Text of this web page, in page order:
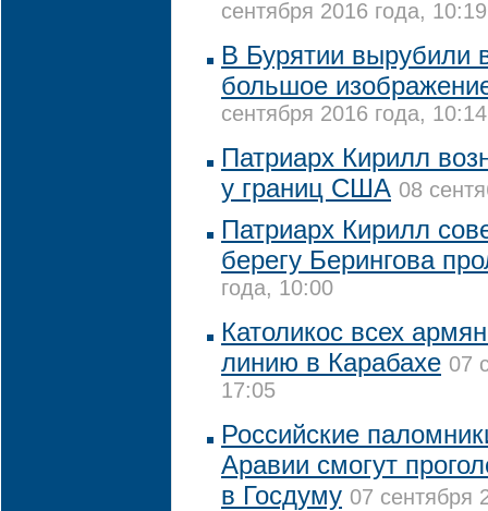
сентября 2016 года, 10:19
В Бурятии вырубили
большое
сентября 2016 года, 10:14
Патриарх Кирилл
у границ США 08
Патриарх Кирилл
берегу Берингова
года, 10:00
Католикос всех
линию в Карабахе 07
17:05
Российские
Аравии смогут
в Госдуму 07 сентября